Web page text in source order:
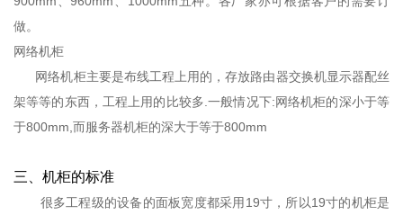
做。
网络机柜
网络机柜主要是布线工程上用的，存放路由器交换机显示器配丝
架等等的东西，工程上用的比较多.一般情况下:网络机柜的深小于等
于800mm,而服务器机柜的深大于等于800mm
三、机柜的标准
很多工程级的设备的面板宽度都采用19寸，所以19寸的机柜是